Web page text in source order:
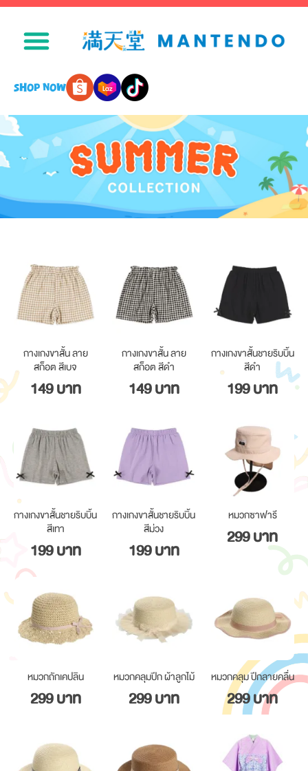
SHOP NOW
กางเกงขาสั้น ลาย
สก็อต สีเบจ
149 บาท
กางเกงขาสั้น ลาย
สก็อต สีดำ
149 บาท
กางเกงขาสั้นชายริบบิ้น
สีดำ
199 บาท
กางเกงขาสั้นชายริบบิ้น
สีเทา
199 บาท
กางเกงขาสั้นชายริบบิ้น
สีม่วง
199 บาท
หมวกซาฟารี
299 บาท
หมวกถักเคปลิน
299 บาท
หมวกคลุมปีก ผ้าลูกไม้
299 บาท
หมวกคลุม ปีกลายคลื่น
299 บาท